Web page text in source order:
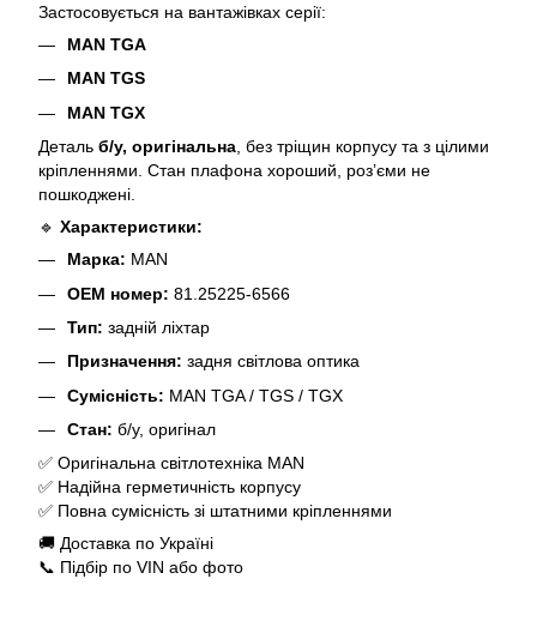
Застосовується на вантажівках серії:
MAN TGA
MAN TGS
MAN TGX
Деталь б/у, оригінальна , без тріщин корпусу та з цілими
кріпленнями. Стан плафона хороший, роз’єми не
пошкоджені.
🔹 Характеристики:
Марка: MAN
OEM номер: 81.25225-6566
Тип: задній ліхтар
Призначення: задня світлова оптика
Сумісність: MAN TGA / TGS / TGX
Стан: б/у, оригінал
✅ Оригінальна світлотехніка MAN
✅ Надійна герметичність корпусу
✅ Повна сумісність зі штатними кріпленнями
🚚 Доставка по Україні
📞 Підбір по VIN або фото